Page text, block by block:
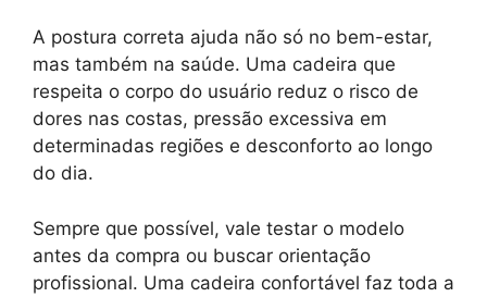
A postura correta ajuda não só no bem-estar,
mas também na saúde. Uma cadeira que
respeita o corpo do usuário reduz o risco de
dores nas costas, pressão excessiva em
determinadas regiões e desconforto ao longo
do dia.
Sempre que possível, vale testar o modelo
antes da compra ou buscar orientação
profissional. Uma cadeira confortável faz toda a